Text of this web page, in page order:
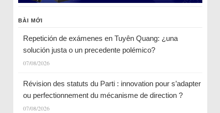
BÀI MỚI
Repetición de exámenes en Tuyên Quang: ¿una
solución justa o un precedente polémico?
07/08/2026
Révision des statuts du Parti : innovation pour s’adapter
ou perfectionnement du mécanisme de direction ?
07/08/2026